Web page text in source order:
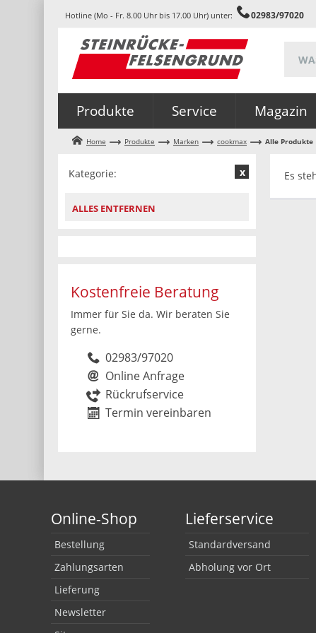
Hotline (Mo - Fr. 8.00 Uhr bis 17.00 Uhr) unter: 02983/97020
Produkte Service Magazin
Home Produkte Marken cookmax Alle Produkte
Kategorie:
ALLES ENTFERNEN
Es
Kostenfreie Beratung
Immer für Sie da. Wir beraten Sie
gerne.
02983/97020
Online Anfrage
Rückrufservice
Termin vereinbaren
Online-Shop
Bestellung
Zahlungsarten
Lieferung
Newsletter
Lieferservice
Standardversand
Abholung vor Ort